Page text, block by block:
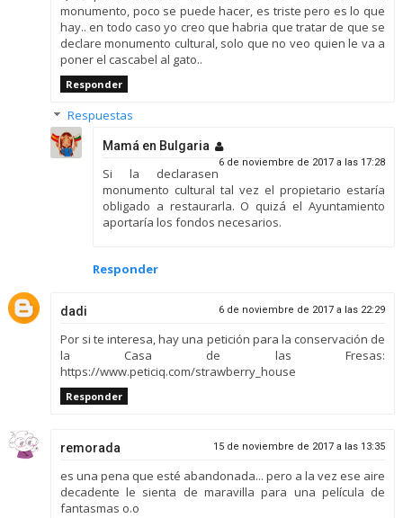
monumento, poco se puede hacer, es triste pero es lo que
hay.. en todo caso yo creo que habria que tratar de que se
declare monumento cultural, solo que no veo quien le va a
poner el cascabel al gato..
Responder
Respuestas
Mamá en Bulgaria
6 de noviembre de 2017 a las 17:28
Si la declarasen
monumento cultural tal vez el propietario estaría
obligado a restaurarla. O quizá el Ayuntamiento
aportaría los fondos necesarios.
Responder
dadi 6 de noviembre de 2017 a las 22:29
Por si te interesa, hay una petición para la conservación de
la Casa de las Fresas:
https://www.peticiq.com/strawberry_house
Responder
remorada 15 de noviembre de 2017 a las 13:35
es una pena que esté abandonada... pero a la vez ese aire
decadente le sienta de maravilla para una película de
fantasmas o.o